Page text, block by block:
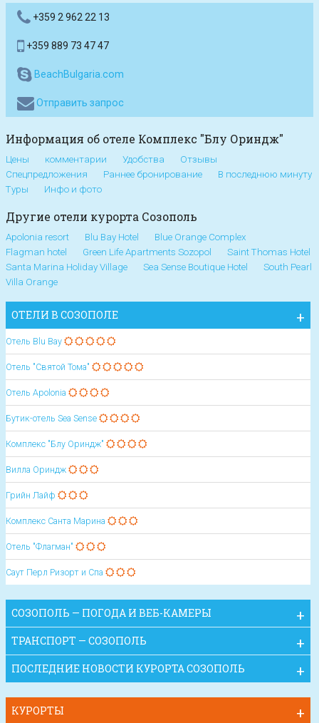
+359 2 962 22 13
+359 889 73 47 47
BeachBulgaria.com
Отправить запрос
Информация об отеле Комплекс "Блу Ориндж"
Цены комментарии Удобства
Отзывы
Спецпредложения
Раннее бронирование
В последнюю минуту
Туры
Инфо и фото
Другие отели курорта Созополь
Apolonia resort Blu Bay Hotel
Blue Orange Complex
Flagman hotel
Green Life Apartments Sozopol
Saint Thomas Hotel
Santa Marina Holiday Village
Sea Sense Boutique Hotel
South Pearl
Villa Orange
ОТЕЛИ В СОЗОПОЛЕ
Oтель Blu Bay
Отель "Святой Тома"
Oтель Apolonia
Бутик-отель Sea Sense
Комплекс "Блу Ориндж"
Вилла Ориндж
Грийн Лайф
Комплекс Санта Марина
Отель "Флагман"
Саут Перл Ризорт и Спа
СОЗОПОЛЬ — ПОГОДА И ВЕБ-КАМЕРЫ
ТРАНСПОРТ — СОЗОПОЛЬ
ПОСЛЕДНИЕ НОВОСТИ КУРОРТА СОЗОПОЛЬ
КУРОРТЫ